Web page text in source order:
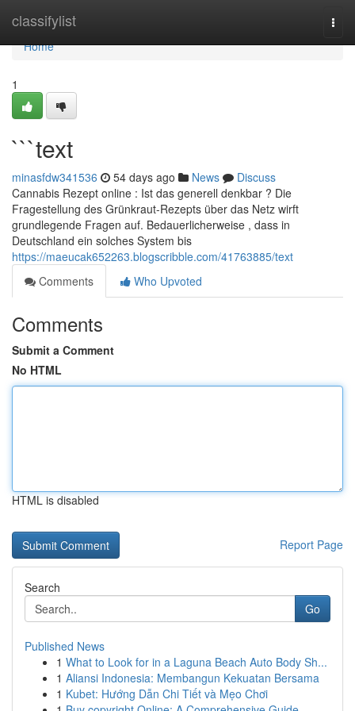
classifylist
Home
Home
1
```text
minasfdw341536 54 days ago News
Discuss
Cannabis Rezept online : Ist das generell denkbar ? Die
Fragestellung des Grünkraut-Rezepts über das Netz wirft
grundlegende Fragen auf. Bedauerlicherweise , dass in
Deutschland ein solches System bis
https://maeucak652263.blogscribble.com/41763885/text
Comments
Who Upvoted
Comments
Submit a Comment
No HTML
HTML is disabled
Report Page
Search
Go
Published News
1 What to Look for in a Laguna Beach Auto Body Sh...
1 Aliansi Indonesia: Membangun Kekuatan Bersama
1 Kubet: Hướng Dẫn Chi Tiết và Mẹo Chơi